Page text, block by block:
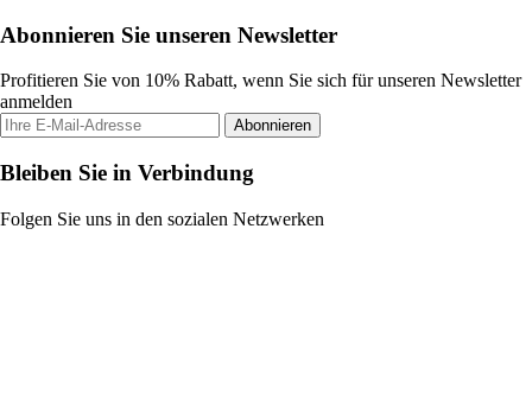
Abonnieren Sie unseren Newsletter
Profitieren Sie von 10% Rabatt, wenn Sie sich für unseren Newsletter
anmelden
Abonnieren
Bleiben Sie in Verbindung
Folgen Sie uns in den sozialen Netzwerken